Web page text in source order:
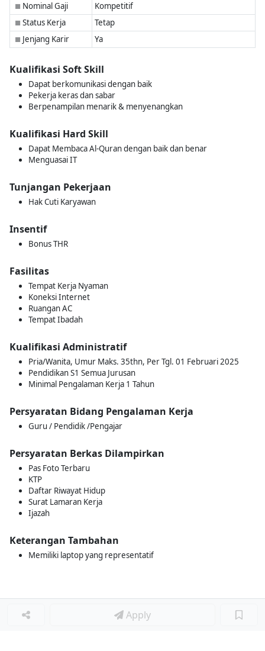
■ Nominal Gaji Kompetitif
■ Status Kerja Tetap
■ Jenjang Karir Ya
Kualifikasi Soft Skill
Dapat berkomunikasi dengan baik
Pekerja keras dan sabar
Berpenampilan menarik & menyenangkan
Kualifikasi Hard Skill
Dapat Membaca Al-Quran dengan baik dan benar
Menguasai IT
Tunjangan Pekerjaan
Hak Cuti Karyawan
Insentif
Bonus THR
Fasilitas
Tempat Kerja Nyaman
Koneksi Internet
Ruangan AC
Tempat Ibadah
Kualifikasi Administratif
Pria/Wanita, Umur Maks. 35thn, Per Tgl. 01 Februari 2025
Pendidikan S1 Semua Jurusan
Minimal Pengalaman Kerja 1 Tahun
Persyaratan Bidang Pengalaman Kerja
Guru / Pendidik /Pengajar
Persyaratan Berkas Dilampirkan
Pas Foto Terbaru
KTP
Daftar Riwayat Hidup
Surat Lamaran Kerja
Ijazah
Keterangan Tambahan
Memiliki laptop yang representatif
Apply